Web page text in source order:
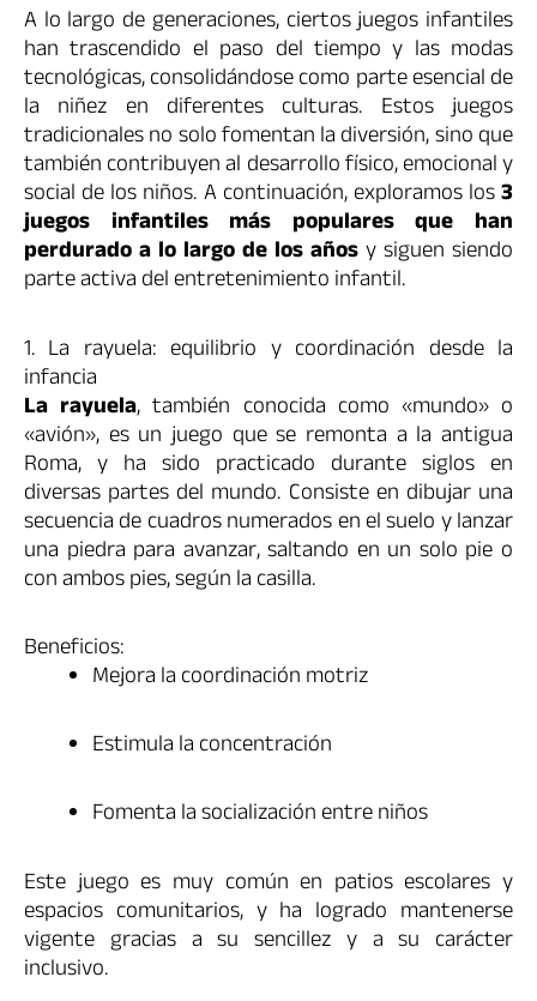
A lo largo de generaciones, ciertos juegos infantiles
han trascendido el paso del tiempo y las modas
tecnológicas, consolidándose como parte esencial de
la niñez en diferentes culturas. Estos juegos
tradicionales no solo fomentan la diversión, sino que
también contribuyen al desarrollo físico, emocional y
social de los niños. A continuación, exploramos los3
juegos infantiles más populares que han
perdurado a lo largo de los añosy siguen siendo
parte activa del entretenimiento infantil.
1. La rayuela: equilibrio y coordinación desde la
infancia
La rayuela, también conocida como «mundo» o
«avión», es un juego que se remonta a la antigua
Roma, y ha sido practicado durante siglos en
diversas partes del mundo. Consiste en dibujar una
secuencia de cuadros numerados en el suelo y lanzar
una piedra para avanzar, saltando en un solo pie o
con ambos pies, según la casilla.
Beneficios:
Mejora la coordinación motriz
Estimula la concentración
Fomenta la socialización entre niños
Este juego es muy común en patios escolares y
espacios comunitarios, y ha logrado mantenerse
vigente gracias a su sencillez y a su carácter
inclusivo.